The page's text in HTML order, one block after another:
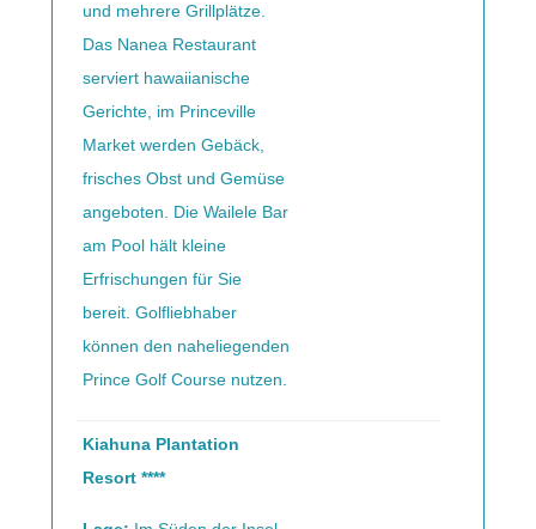
und mehrere Grillplätze.
Das Nanea Restaurant
serviert hawaiianische
Gerichte, im Princeville
Market werden Gebäck,
frisches Obst und Gemüse
angeboten. Die Wailele Bar
am Pool hält kleine
Erfrischungen für Sie
bereit. Golfliebhaber
können den naheliegenden
Prince Golf Course nutzen.
Kiahuna Plantation
Resort ****